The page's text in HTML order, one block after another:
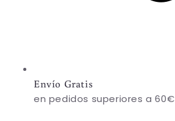
Envío Gratis
en pedidos superiores a 60€